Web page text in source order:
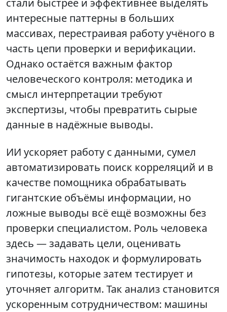
стали быстрее и эффективнее выделять
интересные паттерны в больших
массивах, перестраивая работу учёного в
часть цепи проверки и верификации.
Однако остаётся важным фактор
человеческого контроля: методика и
смысл интерпретации требуют
экспертизы, чтобы превратить сырые
данные в надёжные выводы.
ИИ ускоряет работу с данными, сумел
автоматизировать поиск корреляций и в
качестве помощника обрабатывать
гигантские объёмы информации, но
ложные выводы всё ещё возможны без
проверки специалистом. Роль человека
здесь — задавать цели, оценивать
значимость находок и формулировать
гипотезы, которые затем тестирует и
уточняет алгоритм. Так анализ становится
ускоренным сотрудничеством: машины